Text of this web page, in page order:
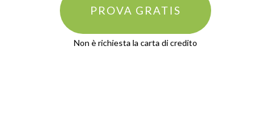
PROVA GRATIS
Non è richiesta la carta di credito